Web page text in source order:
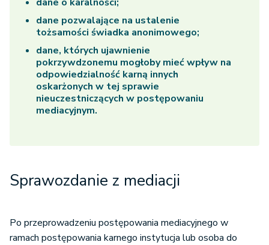
dane pozwalające na ustalenie
tożsamości świadka anonimowego;
dane, których ujawnienie
pokrzywdzonemu mogłoby mieć wpływ na
odpowiedzialność karną innych
oskarżonych w tej sprawie
nieuczestniczących w postępowaniu
mediacyjnym.
Sprawozdanie z mediacji
Po przeprowadzeniu postępowania mediacyjnego w
ramach postępowania karnego instytucja lub osoba do